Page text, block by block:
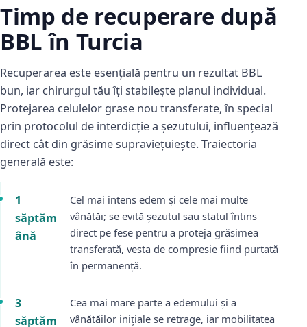
Timp de recuperare după
BBL în Turcia
Recuperarea este esențială pentru un rezultat BBL
bun, iar chirurgul tău îți stabilește planul individual.
Protejarea celulelor grase nou transferate, în special
prin protocolul de interdicție a șezutului, influențează
direct cât din grăsime supraviețuiește. Traiectoria
generală este:
1
săptăm
ână
Cel mai intens edem și cele mai multe
vânătăi; se evită șezutul sau statul întins
direct pe fese pentru a proteja grăsimea
transferată, vesta de compresie fiind purtată
în permanență.
3
săptăm
Cea mai mare parte a edemului și a
vânătăilor inițiale se retrage, iar mobilitatea